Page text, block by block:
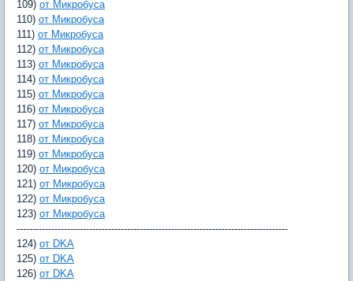
109) от Микробуса
110) от Микробуса
111) от Микробуса
112) от Микробуса
113) от Микробуса
114) от Микробуса
115) от Микробуса
116) от Микробуса
117) от Микробуса
118) от Микробуса
119) от Микробуса
120) от Микробуса
121) от Микробуса
122) от Микробуса
123) от Микробуса
--------------------------------------------------------------------------------------
124) от DKA
125) от DKA
126) от DKA